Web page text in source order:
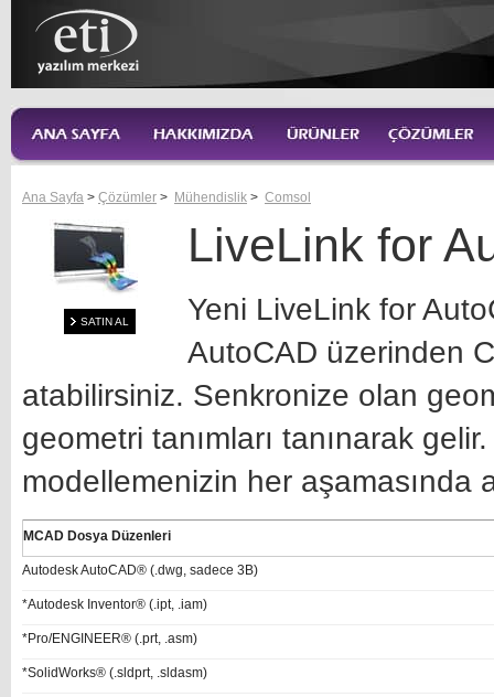
Ana Sayfa > Çözümler > Mühendislik > Comsol
SATIN AL
LiveLink for
Yeni LiveLink for
AutoCAD üzerinden
atabilirsiniz. Senkronize olan
geometri tanımları tanınarak
modellemenizin her aşamasında
MCAD Dosya Düzenleri
Autodesk AutoCAD® (.dwg, sadece 3B)
*Autodesk Inventor® (.ipt, .iam)
*Pro/ENGINEER® (.prt, .asm)
*SolidWorks® (.sldprt, .sldasm)